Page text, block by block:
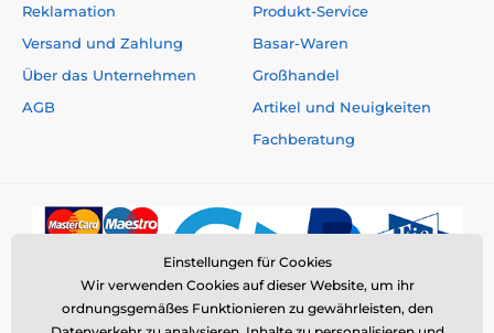
Reklamation
Versand und Zahlung
Über das Unternehmen
AGB
Produkt-Service
Basar-Waren
Großhandel
Artikel und Neuigkeiten
Fachberatung
Einstellungen für Cookies
Wir verwenden Cookies auf dieser Website, um ihr
ordnungsgemäßes Funktionieren zu gewährleisten, den